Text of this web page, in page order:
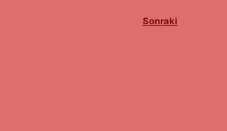
Sonraki